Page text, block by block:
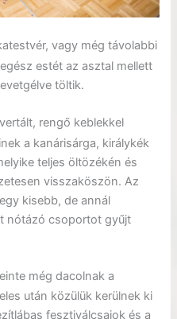
vagy még távolabbi
estét az asztal mellett
töltik.
rengő keblekkel
a kanárisárga, királykék
teljes öltözékén és
visszaköszön. Az
kisebb, de annál
nótázó csoportot gyűjt
még dacolnak a
után közülük kerülnek ki
fesztiválcsajok és a